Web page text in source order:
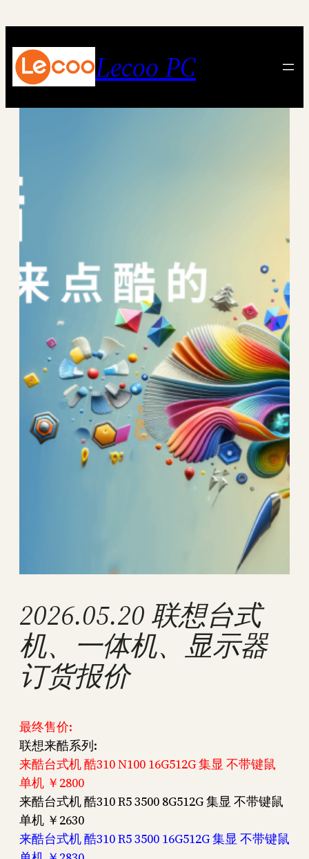
内
容
Lecoo PC
2026.05.20 联想台式
机、一体机、显示器
订货报价
最终售价:
联想来酷系列:
来酷台式机 酷310 N100 16G512G 集显 不带键鼠
单机 ￥2800
来酷台式机 酷310 R5 3500 8G512G 集显 不带键鼠
单机 ￥2630
来酷台式机 酷310 R5 3500 16G512G 集显 不带键鼠